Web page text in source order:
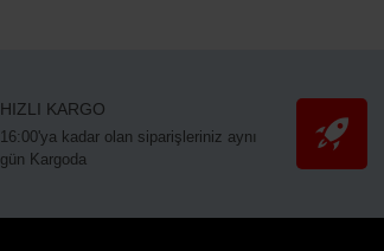
HIZLI KARGO
16:00'ya kadar olan siparişleriniz aynı
gün Kargoda